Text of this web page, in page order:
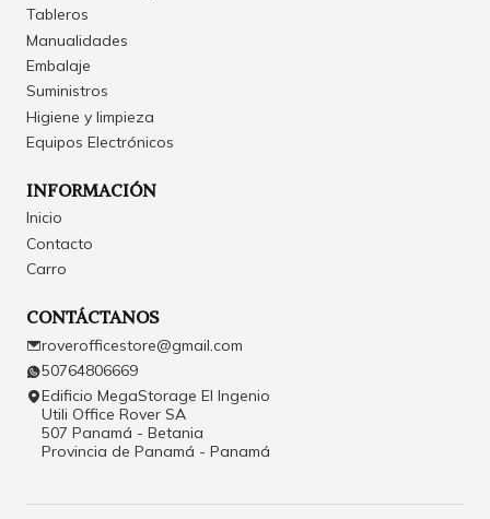
Tableros
Manualidades
Embalaje
Suministros
Higiene y limpieza
Equipos Electrónicos
INFORMACIÓN
Inicio
Contacto
Carro
CONTÁCTANOS
roverofficestore@gmail.com
50764806669
Edificio MegaStorage El Ingenio
Utili Office Rover SA
507 Panamá - Betania
Provincia de Panamá - Panamá